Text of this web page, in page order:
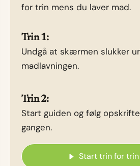
for trin mens du laver mad.
Trin 1:
Undgå at skærmen slukker under
madlavningen.
Trin 2:
Start guiden og følg opskriften ét trin ad
gangen.
Start trin for